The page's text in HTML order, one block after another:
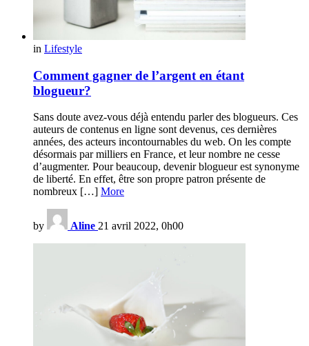
in Lifestyle
Comment gagner de l’argent en étant
blogueur?
Sans doute avez-vous déjà entendu parler des blogueurs. Ces
auteurs de contenus en ligne sont devenus, ces dernières
années, des acteurs incontournables du web. On les compte
désormais par milliers en France, et leur nombre ne cesse
d’augmenter. Pour beaucoup, devenir blogueur est synonyme
de liberté. En effet, être son propre patron présente de
nombreux […] More
by Aline 21 avril 2022, 0h00